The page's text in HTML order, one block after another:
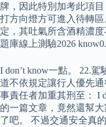
牌，因此特別加考此項
打方向燈方可進入待轉
定，其吐氣所含酒精濃
題庫線上測驗2026
I don’t know一點。 22.
道不依規定讓行人優先
事責任者加重其刑至： I
的一篇文章，竟然還幫
了吧。 不過交通安全真